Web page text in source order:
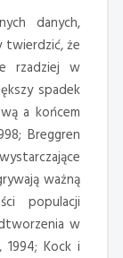
danych,
twierdzić, że
rzadziej w
spadek
a końcem
Breggren
ważną
populacji
w
1994; Kock i